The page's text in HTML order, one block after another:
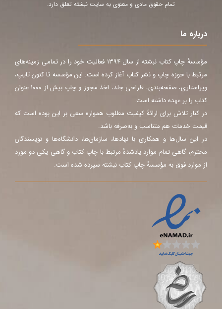
تمام حقوق مادی و معنوی به سایت نبشته تعلق دارد.
درباره ما
مؤسسهٔ چاپ کتاب نبشته از سال ۱۳۹۴ فعالیت خود را در تمامی زمینه‌های
مرتبط با حوزه چاپ و نشر کتاب آغاز کرده است. این مؤسسه تا کنون تایپ،
ویراستاری، صفحه‌بندی، طراحی جلد، اخذ مجوز و چاپ بیش از ۱۰۰۰ عنوان
کتاب را بر عهده داشته است.
در کنار تلاش برای ارائهٔ کیفیت مطلوب همواره سعی بر این بوده است که
قیمت خدمات هم متناسب و به‌صرفه باشد.
در این سال‌ها و همکاری با نهادها، سازمان‌ها، دانشگاه‌ها و نویسندگان
محترم، گاهی تمام موارد یادشدهٔ مرتبط با چاپ کتاب و گاهی یکی دو مورد
از موارد فوق به مؤسسهٔ چاپ کتاب نبشته سپرده شده است.